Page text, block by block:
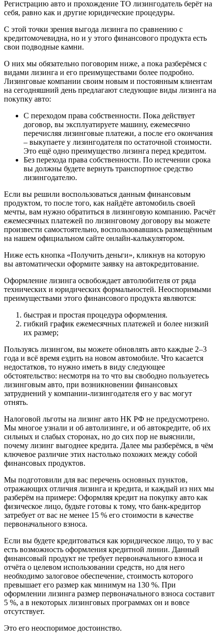
Регистрацию авто и прохождение ТО лизингодатель берёт на
себя, равно как и другие юридические процедуры.
С этой точки зрения выгода лизинга по сравнению с
кредитомочевидна, но и у этого финансового продукта есть
свои подводные камни.
О них мы обязательно поговорим ниже, а пока разберёмся с
видами лизинга и его преимуществами более подробно.
Лизинговые компании своим новым и постоянным клиентам
на сегодняшний день предлагают следующие виды лизинга на
покупку авто:
С переходом права собственности. Пока действует
договор, вы эксплуатируете машину, ежемесячно
перечисляя лизинговые платежи, а после его окончания
– выкупаете у лизингодателя по остаточной стоимости.
Это ещё одно преимущество лизинга перед кредитом.
Без перехода права собственности. По истечении срока
вы должны будете вернуть транспортное средство
лизингодателю.
Если вы решили воспользоваться данным финансовым
продуктом, то после того, как найдёте автомобиль своей
мечты, вам нужно обратиться в лизинговую компанию. Расчёт
ежемесячных платежей по лизинговому договору вы можете
произвести самостоятельно, воспользовавшись размещённым
на нашем официальном сайте онлайн-калькулятором.
Ниже есть кнопка «Получить деньги», кликнув на которую
вы автоматически оформите заявку на автокредитование.
Оформление лизинга освобождает автолюбителя от ряда
технических и юридических формальностей. Неоспоримыми
преимуществами этого финансового продукта являются:
быстрая и простая процедура оформления.
гибкий график ежемесячных платежей и более низкий
их размер;
Пользуясь лизингом, вы можете обновлять авто каждые 2–3
года и всё время ездить на новом автомобиле. Что касается
недостатков, то нужно иметь в виду следующее
обстоятельство: несмотря на то что вы свободно пользуетесь
лизинговым авто, при возникновении финансовых
затруднений у компании-лизингодателя его у вас могут
отнять.
Налоговой льготы на лизинг авто НК РФ не предусмотрено.
Мы многое узнали и об автолизинге, и об автокредите, об их
сильных и слабых сторонах, но до сих пор не выяснили,
почему лизинг выгоднее кредита. Далее мы разберёмся, в чём
ключевое различие этих настолько похожих между собой
финансовых продуктов.
Мы подготовили для вас перечень основных пунктов,
отражающих отличия лизинга и кредита, и каждый из них мы
разберём на примере: Оформляя кредит на покупку авто как
физическое лицо, будьте готовы к тому, что банк-кредитор
затребует от вас не менее 15 % его стоимости в качестве
первоначального взноса.
Если вы будете кредитоваться как юридическое лицо, то у вас
есть возможность оформления кредитной линии. Данный
финансовый продукт не требует первоначального взноса и
отчёта о целевом использовании средств, но для него
необходимо залоговое обеспечение, стоимость которого
превышает его размер как минимум на 130 %. При
оформлении лизинга размер первоначального взноса составит
5 %, а в некоторых лизинговых программах он и вовсе
отсутствует.
Это его неоспоримое достоинство.